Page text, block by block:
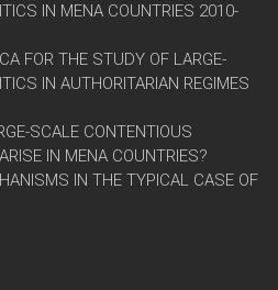
IN MENA COUNTRIES 2010-
FOR THE STUDY OF LARGE-
IN AUTHORITARIAN REGIMES
SCALE CONTENTIOUS
IN MENA COUNTRIES?
IN THE TYPICAL CASE OF